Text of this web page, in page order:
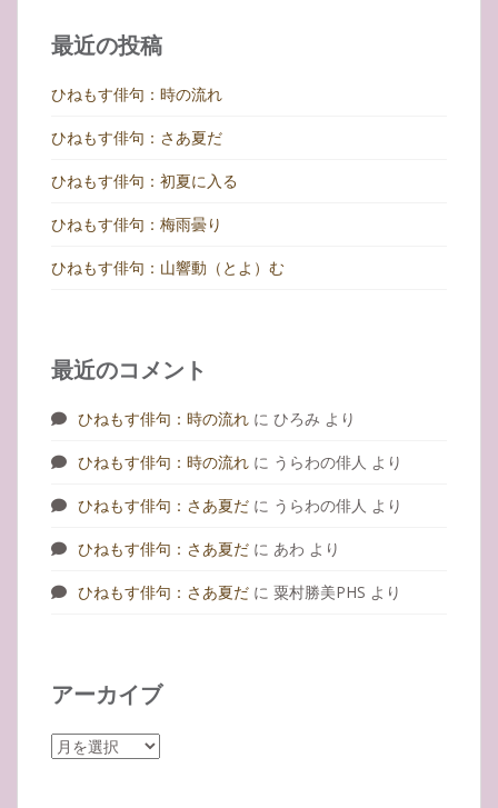
最近の投稿
ひねもす俳句：時の流れ
ひねもす俳句：さあ夏だ
ひねもす俳句：初夏に入る
ひねもす俳句：梅雨曇り
ひねもす俳句：山響動（とよ）む
最近のコメント
ひねもす俳句：時の流れ に ひろみ より
ひねもす俳句：時の流れ に うらわの俳人 より
ひねもす俳句：さあ夏だ に うらわの俳人 より
ひねもす俳句：さあ夏だ に あわ より
ひねもす俳句：さあ夏だ に 粟村勝美PHS より
アーカイブ
ア